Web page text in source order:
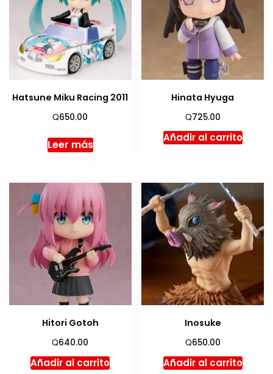
Hatsune Miku Racing 2011
Q650.00
Leer más
Hinata Hyuga
Q725.00
Añadir al carrito
Hitori Gotoh
Q640.00
Añadir al carrito
Inosuke
Q650.00
Añadir al carrito